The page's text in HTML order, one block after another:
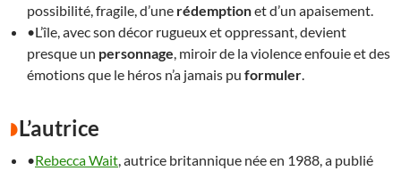
possibilité, fragile, d’une rédemptionet d’un apaisement.
•L’île, avec son décor rugueux et oppressant, devient
presque un personnage , miroir de la violence enfouie et des
émotions que le héros n’a jamais pu formuler
L’autrice
•Rebecca Wait , autrice britannique née en 1988, a publié